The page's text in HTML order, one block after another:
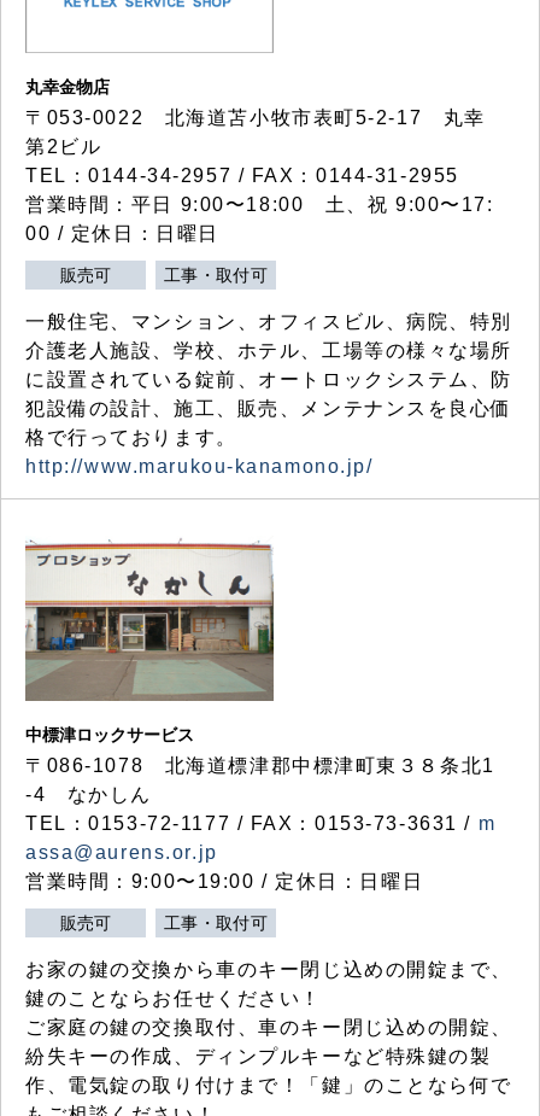
丸幸金物店
〒053-0022 北海道苫小牧市表町5-2-17 丸幸
第2ビル
TEL：0144-34-2957 / FAX：0144-31-2955
営業時間：平日 9:00〜18:00 土、祝 9:00〜17:
00 / 定休日：日曜日
販売可 工事・取付可
一般住宅、マンション、オフィスビル、病院、特別
介護老人施設、学校、ホテル、工場等の様々な場所
に設置されている錠前、オートロックシステム、防
犯設備の設計、施工、販売、メンテナンスを良心価
格で行っております。
http://www.marukou-kanamono.jp/
中標津ロックサービス
〒086-1078 北海道標津郡中標津町東３８条北1
-4 なかしん
TEL：0153-72-1177 / FAX：0153-73-3631 / m
assa@aurens.or.jp
営業時間：9:00〜19:00 / 定休日：日曜日
販売可 工事・取付可
お家の鍵の交換から車のキー閉じ込めの開錠まで、
鍵のことならお任せください！
ご家庭の鍵の交換取付、車のキー閉じ込めの開錠、
紛失キーの作成、ディンプルキーなど特殊鍵の製
作、電気錠の取り付けまで！「鍵」のことなら何で